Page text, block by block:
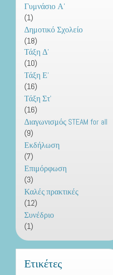
Γυμνάσιο Α'
(1)
Δημοτικό Σχολείο
(18)
Τάξη Δ'
(10)
Τάξη Ε'
(16)
Τάξη Στ'
(16)
Διαγωνισμός STEAM for all
(9)
Εκδήλωση
(7)
Επιμόρφωση
(3)
Καλές πρακτικές
(12)
Συνέδριο
(1)
Ετικέτες